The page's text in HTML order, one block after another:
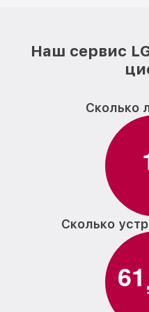
Наш сервис
Сколько
Сколько
61